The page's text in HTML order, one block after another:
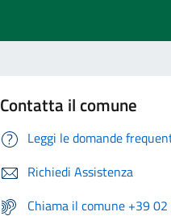
Contatta il comune
Leggi le domande
Richiedi Assistenza
Chiama il comune +39